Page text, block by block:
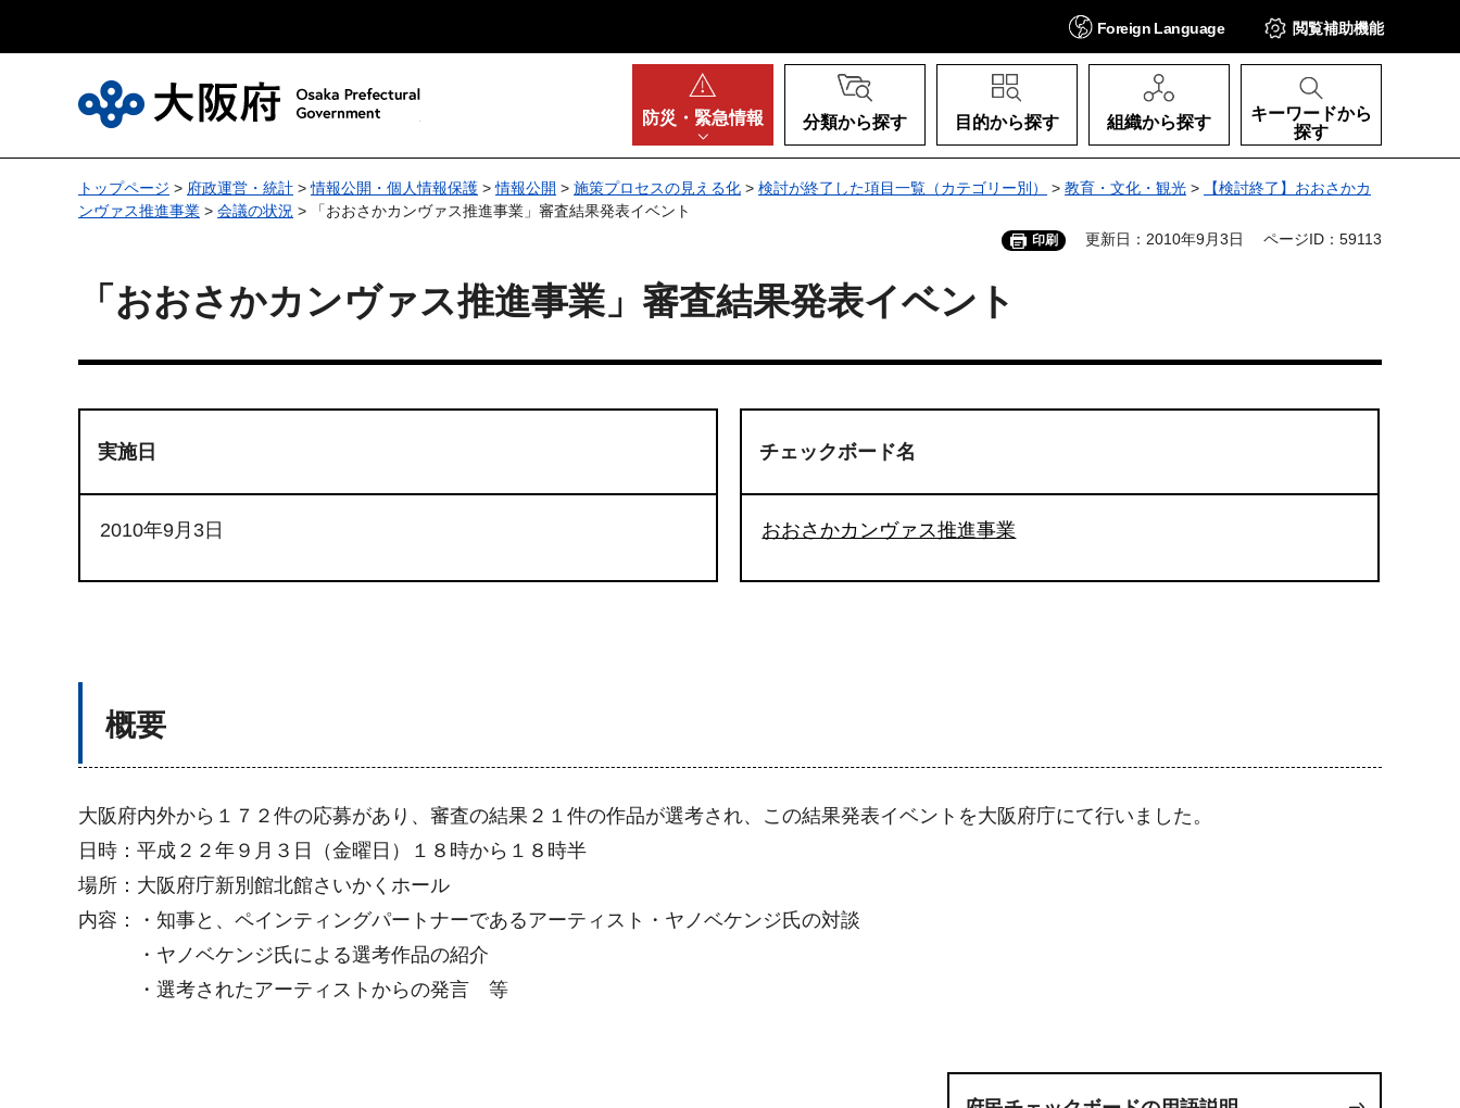
Foreign Language 閲覧補助機能
防災・ 緊急情報 分類から探す 目的から探す 組織から探す
キーワードから
探す
トップページ > 府政運営・統計 >情報公開・個人情報保護 >情報公開 > 施策プロセスの見える化 > 検討が終了した項目一覧（カテゴリー別） > 教育・文化・観光 >
【検討終了】おおさかカ
ンヴァス推進事業 > 会議の状況 > 「おおさかカンヴァス推進事業」審査結果発表イベント
印刷 更新日：2010年9月3日 ページID：59113
「おおさかカンヴァス推進事業」審査結果発表イベント
実施日
2010年9月3日
チェックボード名
おおさかカンヴァス推進事業
概要
大阪府内外から１７２件の応募があり、審査の結果２１件の作品が選考され、この結果発表イベントを大阪府庁にて行いました。
日時：平成２２年９月３日（金曜日）１８時から１８時半
場所：大阪府庁新別館北館さいかくホール
内容：・知事と、ペインティングパートナーであるアーティスト・ヤノベケンジ氏の対談
・ヤノベケンジ氏による選考作品の紹介
・選考されたアーティストからの発言 等